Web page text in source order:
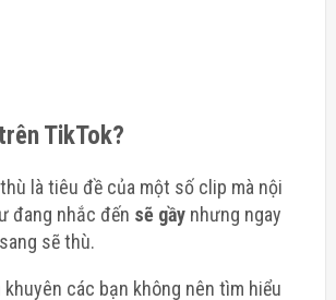
TikTok?
là tiêu đề của một số clip mà nội
đang nhắc đến sẽ gầy nhưng ngay
sẽ thù.
các bạn không nên tìm hiểu